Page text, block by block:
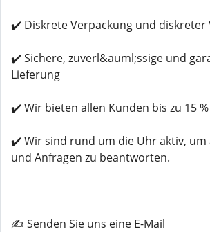
✔️ Diskrete Verpackung und
✔️ Sichere, zuverl&auml;ssige und
Lieferung
✔️ Wir bieten allen Kunden bis zu 15
✔️ Wir sind rund um die Uhr aktiv, um
und Anfragen zu beantworten.
✍️ Senden Sie uns eine E-Mail